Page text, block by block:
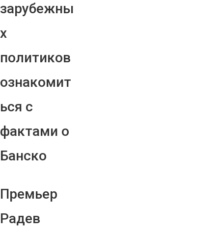
зарубежны
х
политиков
ознакомит
ься с
фактами о
Банско
Премьер
Радев